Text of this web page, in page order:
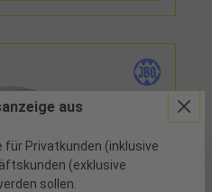
aus
für Privatkunden (inklusive
(exklusive
sollen.